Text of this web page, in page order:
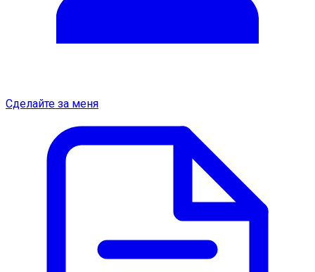
Сделайте за меня